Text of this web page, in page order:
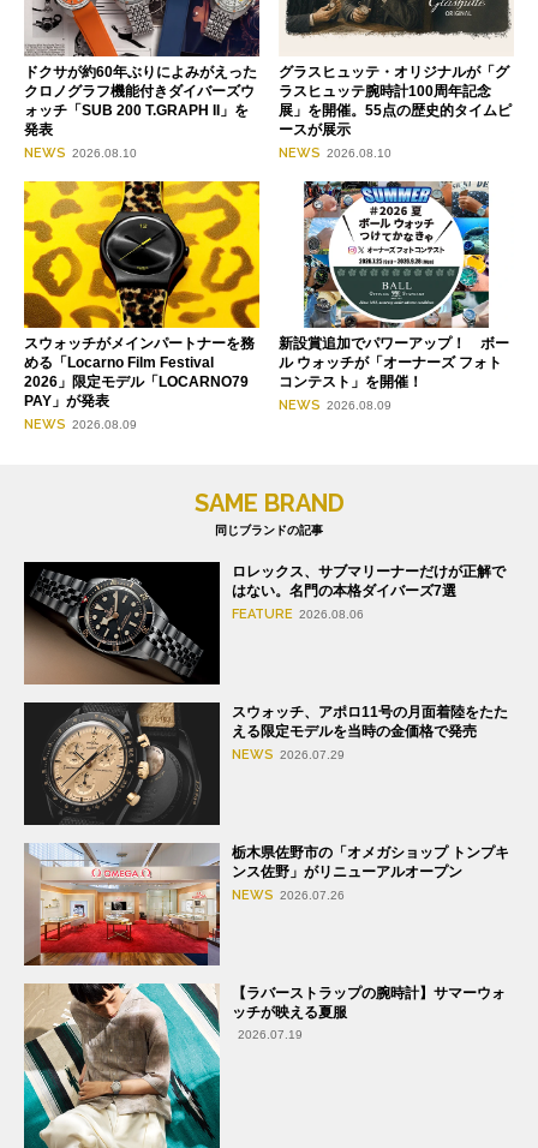
ドクサが約60年ぶりによみがえった
クロノグラフ機能付きダイバーズウ
ォッチ「SUB 200 T.GRAPH II」を
発表
NEWS 2026.08.10
グラスヒュッテ・オリジナルが「グ
ラスヒュッテ腕時計100周年記念
展」を開催。55点の歴史的タイムピ
ースが展示
NEWS 2026.08.10
スウォッチがメインパートナーを務
める「Locarno Film Festival
2026」限定モデル「LOCARNO79
PAY」が発表
NEWS 2026.08.09
新設賞追加でパワーアップ！ ボー
ル ウォッチが「オーナーズ フォト
コンテスト」を開催！
NEWS 2026.08.09
SAME BRAND
同じブランドの記事
ロレックス、サブマリーナーだけが正解で
はない。名門の本格ダイバーズ7選
FEATURE 2026.08.06
スウォッチ、アポロ11号の月面着陸をたた
える限定モデルを当時の金価格で発売
NEWS 2026.07.29
栃木県佐野市の「オメガショップ トンプキ
ンス佐野」がリニューアルオープン
NEWS 2026.07.26
【ラバーストラップの腕時計】サマーウォ
ッチが映える夏服
2026.07.19